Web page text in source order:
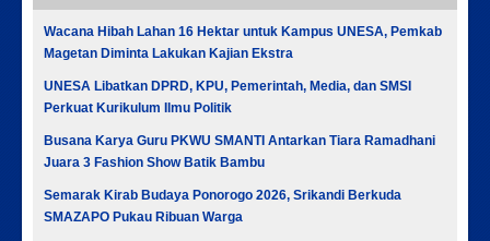
Wacana Hibah Lahan 16 Hektar untuk Kampus UNESA, Pemkab
Magetan Diminta Lakukan Kajian Ekstra
UNESA Libatkan DPRD, KPU, Pemerintah, Media, dan SMSI
Perkuat Kurikulum Ilmu Politik
Busana Karya Guru PKWU SMANTI Antarkan Tiara Ramadhani
Juara 3 Fashion Show Batik Bambu
Semarak Kirab Budaya Ponorogo 2026, Srikandi Berkuda
SMAZAPO Pukau Ribuan Warga